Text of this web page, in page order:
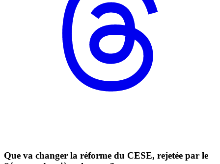
Que va changer la réforme du CESE, rejetée par le